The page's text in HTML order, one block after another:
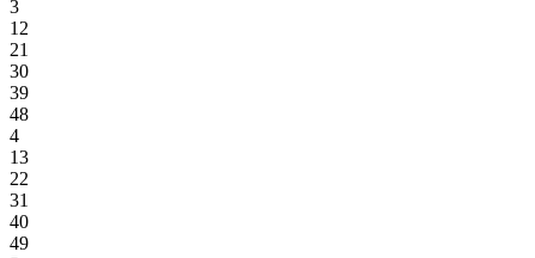
3
12
21
30
39
48
4
13
22
31
40
49